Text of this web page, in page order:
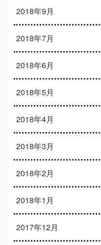
2018年9月
2018年7月
2018年6月
2018年5月
2018年4月
2018年3月
2018年2月
2018年1月
2017年12月